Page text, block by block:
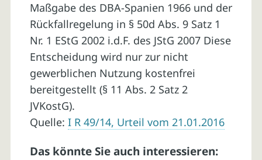
Maßgabe des DBA-Spanien 1966 und der
Rückfallregelung in § 50d Abs. 9 Satz 1
Nr. 1 EStG 2002 i.d.F. des JStG 2007 Diese
Entscheidung wird nur zur nicht
gewerblichen Nutzung kostenfrei
bereitgestellt (§ 11 Abs. 2 Satz 2
JVKostG).
Quelle: I R 49/14, Urteil vom 21.01.2016
Das könnte Sie auch interessieren: